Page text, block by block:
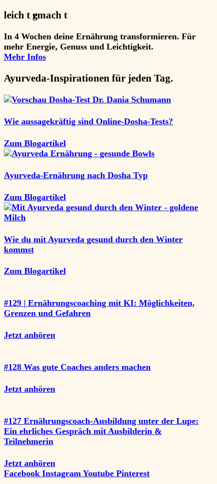
leich t g
­emach t
In 4 Wochen deine Ernährung transformieren. Für
mehr Energie, Genuss und Leichtigkeit.
Mehr Infos
Ayurveda-Inspirationen für jeden Tag.
Wie aussagekräftig sind Online-Dosha-Tests?
Zum Blogartikel
Ayurveda-Ernährung nach Dosha Typ
Zum Blogartikel
Wie du mit Ayurveda gesund durch den Winter
kommst
Zum Blogartikel
#129 | Ernährungscoaching mit KI: Möglichkeiten,
Grenzen und Gefahren
Jetzt anhören
#128 Was gute Coaches anders machen
Jetzt anhören
#127 Ernährungscoach-Ausbildung unter der Lupe:
Ein ehrliches Gespräch mit Ausbilderin &
Teilnehmerin
Jetzt anhören
Facebook Instagram Youtube Pinterest